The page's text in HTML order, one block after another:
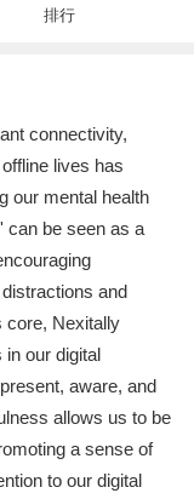
排行
connectivity,
lives has
our mental health
can be seen as a
and
core, Nexitally
our digital
aware, and
allows us to be
a sense of
to our digital